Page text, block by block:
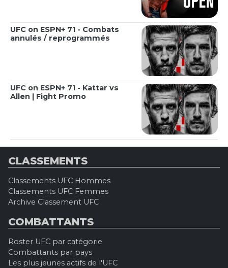
UFC on ESPN+ 71 - Combats
annulés / reprogrammés
UFC on ESPN+ 71 - Kattar vs
Allen | Fight Promo
CLASSEMENTS
Classements UFC Hommes
Classements UFC Femmes
Archive Classement UFC
COMBATTANTS
Roster UFC par catégorie
Combattants par pays
Les plus jeunes actifs de l'UFC